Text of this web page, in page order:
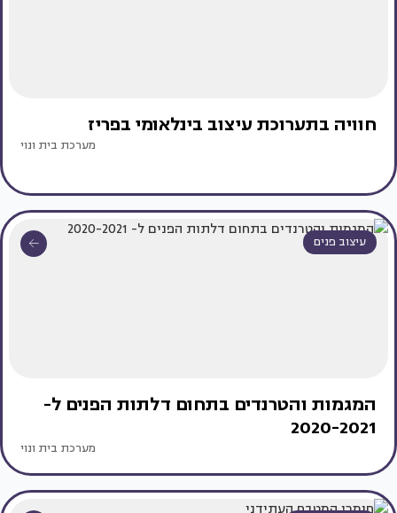
חוויה בתערוכת עיצוב בינלאומי בפריז
מערכת בית ונוי
עיצוב פנים
המגמות והטרנדים בתחום דלתות הפנים ל-
2020-2021
מערכת בית ונוי